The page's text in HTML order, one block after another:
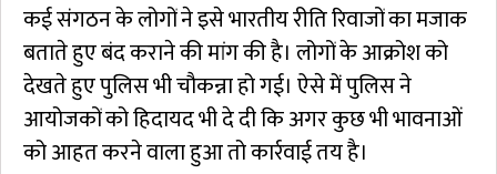
कई संगठन के लोगों ने इसे भारतीय रीति रिवाजों का मजाक
बताते हुए बंद कराने की मांग की है। लोगों के आक्रोश को
देखते हुए पुलिस भी चौकन्ना हो गई। ऐसे में पुलिस ने
आयोजकों को हिदायद भी दे दी कि अगर कुछ भी भावनाओं
को आहत करने वाला हुआ तो कार्रवाई तय है।